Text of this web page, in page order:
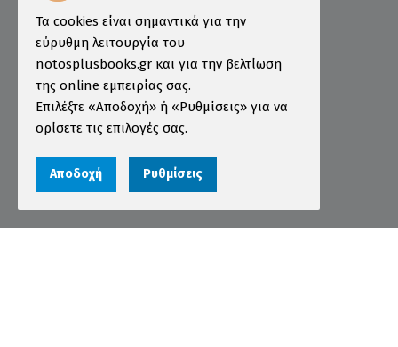
Τρόποι Πληρωμής
Τρόποι Αποστολής
Εγγύηση - Επιστροφές
Όροι χρήσης
Προστασία Προσωπικών Δεδομένων
Cookies
Τα cookies είναι σημαντικά για την
εύρυθμη λειτουργία του
notosplusbooks.gr και για την βελτίωση
της online εμπειρίας σας.
Επιλέξτε «Αποδοχή» ή «Ρυθμίσεις» για να
ορίσετε τις επιλογές σας.
Αποδοχή Ρυθμίσεις